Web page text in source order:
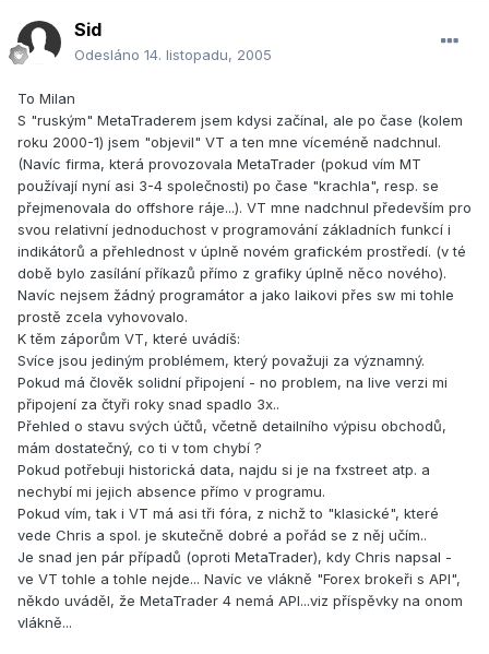
Sid
Odesláno 14. listopadu, 2005
To Milan
S "ruským" MetaTraderem jsem kdysi začínal, ale po čase (kolem
roku 2000-1) jsem "objevil" VT a ten mne víceméně nadchnul.
(Navíc firma, která provozovala MetaTrader (pokud vím MT
používají nyní asi 3-4 společnosti) po čase "krachla", resp. se
přejmenovala do offshore ráje...). VT mne nadchnul především pro
svou relativní jednoduchost v programování základních funkcí i
indikátorů a přehlednost v úplně novém grafickém prostředí. (v té
době bylo zasílání příkazů přímo z grafiky úplně něco nového).
Navíc nejsem žádný programátor a jako laikovi přes sw mi tohle
prostě zcela vyhovovalo.
K těm záporům VT, které uvádíš:
Svíce jsou jediným problémem, který považuji za významný.
Pokud má člověk solidní připojení - no problem, na live verzi mi
připojení za čtyři roky snad spadlo 3x..
Přehled o stavu svých účtů, včetně detailního výpisu obchodů,
mám dostatečný, co ti v tom chybí ?
Pokud potřebuji historická data, najdu si je na fxstreet atp. a
nechybí mi jejich absence přímo v programu.
Pokud vím, tak i VT má asi tři fóra, z nichž to "klasické", které
vede Chris a spol. je skutečně dobré a pořád se z něj učím..
Je snad jen pár případů (oproti MetaTrader), kdy Chris napsal -
ve VT tohle a tohle nejde... Navíc ve vlákně "Forex brokeři s API",
někdo uváděl, že MetaTrader 4 nemá API...viz příspěvky na onom
vlákně...